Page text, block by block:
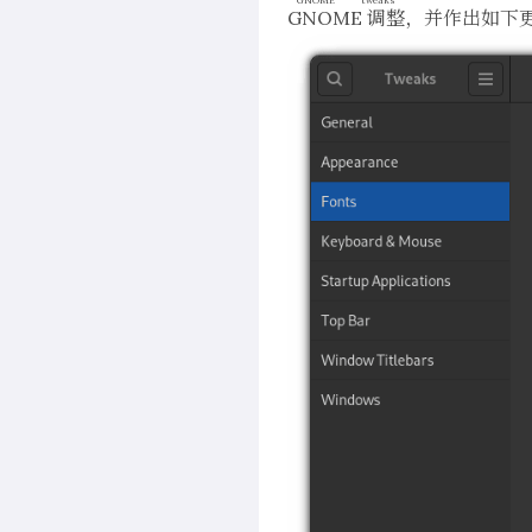
GNOME 调整，并作出如下